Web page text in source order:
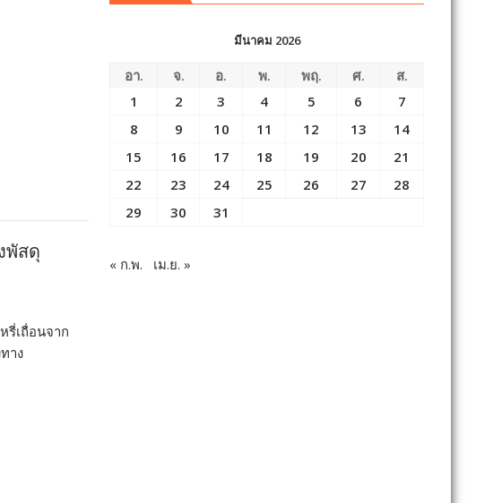
พัสดุ
รี่เถื่อนจาก
าง
มีนาคม 2026
อา. จ. อ. พ. พฤ. ศ.
ส.
1
2 3 4 5 6
7
8
9 10 11 12 13
14
15
16 17 18 19 20
21
22
23 24 25 26 27
28
29
30 31
« ก.พ. เม.ย. »